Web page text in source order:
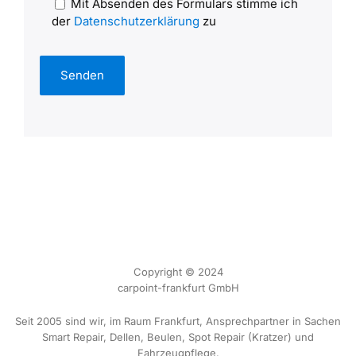
Mit Absenden des Formulars stimme ich
der Datenschutzerklärung zu
Seit 2005 sind wir, im Raum Frankfurt, Ansprechpartner in Sachen
Smart Repair, Dellen, Beulen, Spot Repair (Kratzer) und
Fahrzeugpflege.
Copyright © 2024
carpoint-frankfurt GmbH